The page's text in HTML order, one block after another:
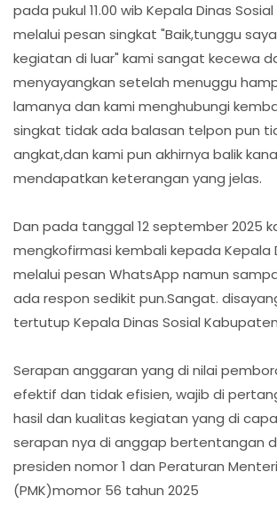
pada pukul 11.00 wib Kepala Dinas
melalui pesan singkat "Baik,tunggu
kegiatan di luar" kami sangat kecewa
menyayangkan setelah menuggu
lamanya dan kami menghubungi
singkat tidak ada balasan telpon pun
angkat,dan kami pun akhirnya balik
mendapatkan keterangan yang jelas.
Dan pada tanggal 12 september 2025
mengkofirmasi kembali kepada Kepala
melalui pesan WhatsApp namun
ada respon sedikit pun.Sangat.
tertutup Kepala Dinas Sosial
Serapan anggaran yang di nilai
efektif dan tidak efisien, wajib di
hasil dan kualitas kegiatan yang di
serapan nya di anggap bertentangan
presiden nomor 1 dan Peraturan
(PMK)momor 56 tahun 2025